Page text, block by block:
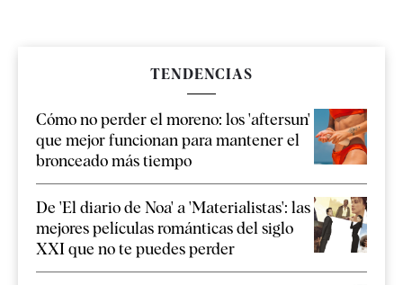
TENDENCIAS
Cómo no perder el moreno: los 'aftersun'
que mejor funcionan para mantener el
bronceado más tiempo
De 'El diario de Noa' a 'Materialistas': las
mejores películas románticas del siglo
XXI que no te puedes perder